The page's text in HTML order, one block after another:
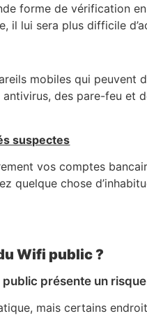
forme de vérification
il lui sera plus difficile
mobiles qui peuvent
des pare-feu et
suspectes
vos comptes
quelque chose
Wifi public ?
public présente un
mais certains